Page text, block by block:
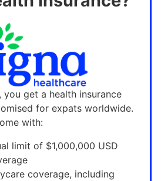
you get a health insurance
for expats worldwide.
with:
limit of $1,000,000 USD
coverage, including